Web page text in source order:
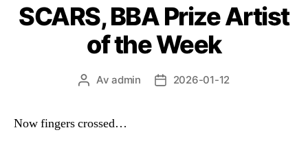
SCARS, BBA Prize Artist
of the Week
Inläggsförfattare
Avadmin Inläggsdatum
2026-01-12
Now fingers crossed…